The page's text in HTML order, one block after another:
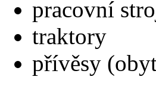
pracovní
traktory
přívěsy